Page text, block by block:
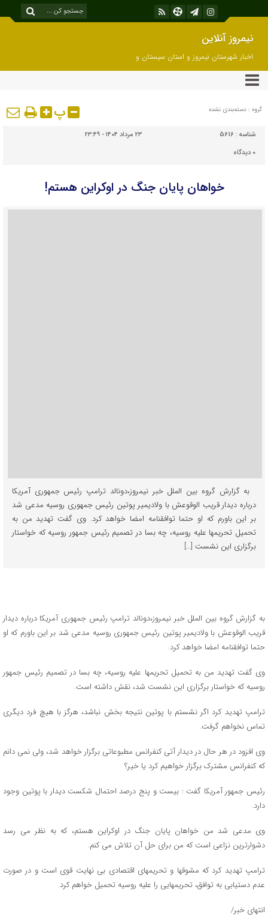
نیمروز آنلاین
اخبار شهرستان نیمروز و استان سیستان و
بلوچستان
گروه : دسته‌بندی نشده پ
شناسه : 5616
۲۳ مرداد ۱۴۰۴ - ۲۳:۴۹
۰ دیدگاه
خواهان پایان جنگ در اوکراین هستم!
به گزارش گروه بین الملل خبر نیمروز،دونالد ترامپ رئیس جمهوری آمریکا
درباره دیدار قریب الوقوعش با ولادیمیر پوتین رئیس جمهوری روسیه مدعی شد
بر این باورم که او حتما توافقنامه امضا خواهد کرد. وی گفت تهدید من به
تحمیل تحریمها علیه روسیه، چه بسا در تصمیم رئیس جمهور روسیه که خواستار
برگزاری این نشست […]
به گزارش گروه بین الملل خبر نیمروز،دونالد ترامپ رئیس جمهوری آمریکا درباره دیدار
قریب الوقوعش با ولادیمیر پوتین رئیس جمهوری روسیه مدعی شد بر این باورم که او
حتما توافقنامه امضا خواهد کرد.
وی گفت تهدید من به تحمیل تحریمها علیه روسیه، چه بسا در تصمیم رئیس جمهور
روسیه که خواستار برگزاری این نشست شد، نقش داشته است.
ترامپ تهدید کرد اگر نشستم با پوتین نتیجه بخش نباشد، هرگز با هیچ فرد دیگری
تماس نخواهم گرفت.
وی افزود در هر حال در دیدار آتی کنفرانس مطبوعاتی برگزار خواهد شد، ولی نمی دانم
که کنفرانس مشترک برگزار خواهیم کرد یا خیر؟
رئیس جمهور آمریکا گفت : بیست و پنج درصد احتمال شکست دیدار با پوتین وجود
دارد.
وی مدعی شد من خواهان پایان جنگ در اوکراین هستم، که به نظر می رسد
دشوارترین نزاعی است که من برای حل آن تلاش می کنم.
ترامپ تهدید کرد که مشوقها و تحریمهای اقتصادی بی نهایت قوی است و در صورت
عدم دستیابی به توافق، تحریمهایی را علیه روسیه تحمیل خواهم کرد.
انتهای خبر/